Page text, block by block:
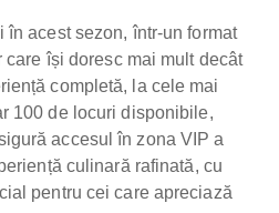
acest sezon, într-un format
își doresc mai mult decât
completă, la cele mai
100 de locuri disponibile,
accesul în zona VIP a
culinară rafinată, cu
pentru cei care apreciază